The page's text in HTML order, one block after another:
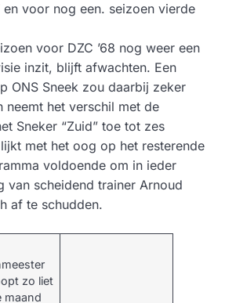
en voor nog een. seizoen vierde
voor DZC ’68 nog weer een
inzit, blijft afwachten. Een
ONS Sneek zou daarbij zeker
neemt het verschil met de
Sneker “Zuid” toe tot zes
met het oog op het resterende
voldoende om in ieder
van scheidend trainer Arnoud
af te schudden.
zo liet
maand